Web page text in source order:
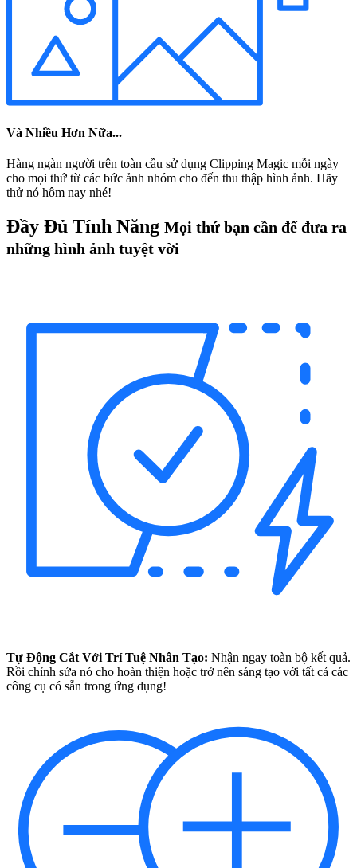
Và Nhiều Hơn Nữa...
Hàng ngàn người trên toàn cầu sử dụng Clipping Magic mỗi ngày
cho mọi thứ từ các bức ảnh nhóm cho đến thu thập hình ảnh. Hãy
thử nó hôm nay nhé!
Đầy Đủ Tính Năng Mọi thứ bạn cần để đưa ra
những hình ảnh tuyệt vời
Tự Động Cắt Với Trí Tuệ Nhân Tạo: Nhận ngay toàn bộ kết quả.
Rồi chỉnh sửa nó cho hoàn thiện hoặc trở nên sáng tạo với tất cả các
công cụ có sẵn trong ứng dụng!